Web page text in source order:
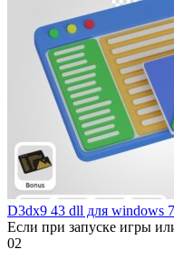
D3dx9 43 dll для windows 7
Если при запуске игры
02